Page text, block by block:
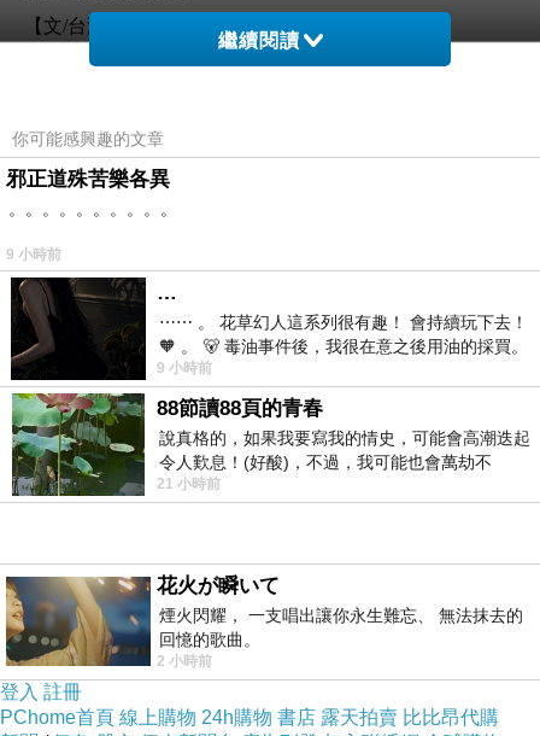
【文/台灣好食材 Fooding提供】
玉米種類很多，但挑選撇步有通則喔！外面包覆的葉子、
●觀察玉米鬚
新鮮的玉米鬚應該帶著光澤的淡黃色，尖端部分看來呈現
褐色是正常的。如果感覺很乾燥、甚至有枯黃的狀態，玉
米可能已經不新鮮了。
●新鮮的玉米粒應該立體而飽滿
立體飽滿的玉米，水分充足，吃起來也會比較甘甜。最好
連玉米穗的頭部都要飽滿才好。
●按壓起來要緊實
如果按壓起來覺得很軟、不結實，這顆玉米的生長狀態可
能有問題。
理較佳，口感也較好。
●玉米葉要翠綠
包覆在玉米外面的葉子越翠綠代表越新鮮。
想要了解我的疑問的也可以看這
繼續閱讀
你可能感興趣的文章
邪正道殊苦樂各異
。。。。。。。。。。
9 小時前
…
⋯⋯ 。 花草幻人這系列很有趣！ 會持續玩下去！
🧡 。 🐻 毒油事件後，我很在意之後用油的採買。
前天購買了我之前就很愛
9 小時前
88節讀88頁的青春
說真格的，如果我要寫我的情史，可能會高潮迭起
令人歎息！(好酸)，不過，我可能也會萬劫不
復...，每天跪鍵盤還是被判了花心的罪
21 小時前
花火が瞬いて
煙火閃耀， 一支唱出讓你永生難忘、 無法抹去的
回憶的歌曲。
2 小時前
登入 註冊
PChome首頁 線上購物 24h購物 書店 露天拍賣 比比昂代購